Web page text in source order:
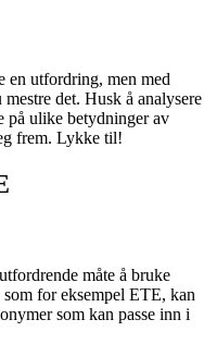
en utfordring, men med
det. Husk å analysere
på ulike betydninger av
frem. Lykke til!
måte å bruke
for eksempel ETE, kan
som kan passe inn i